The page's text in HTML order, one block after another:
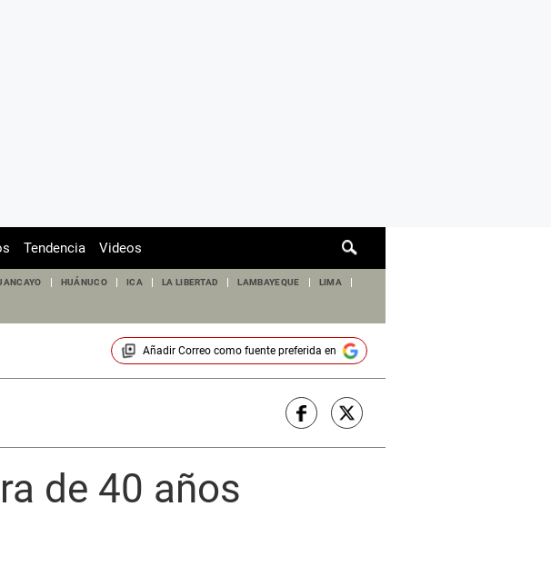
de
Tendencia Videos
HUÁNUCO ICA LA LIBERTAD LAMBAYEQUE LIMA
Añadir Correocomo fuente preferida en
de 40 años